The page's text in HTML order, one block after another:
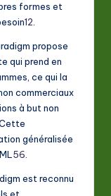
formes et
12
propose
qui prend en
ce qui la
commerciaux
à but non
généralisée
56
est reconnu